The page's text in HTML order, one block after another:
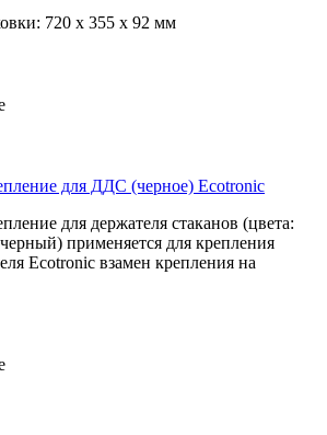
720 х 355 х 92 мм
для ДДС (черное) Ecotronic
для держателя стаканов (цвета:
применяется для крепления
Ecotronic взамен крепления на